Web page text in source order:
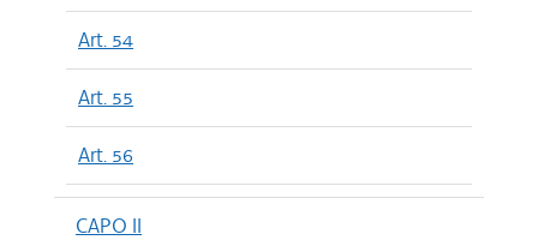
Art. 54
Art. 55
Art. 56
CAPO II